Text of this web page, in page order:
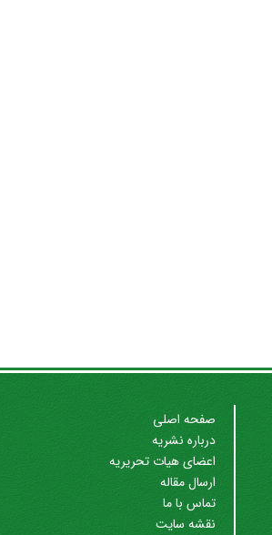
صفحه اصلی
درباره نشریه
اعضای هیات تحریریه
ارسال مقاله
تماس با ما
نقشه سایت